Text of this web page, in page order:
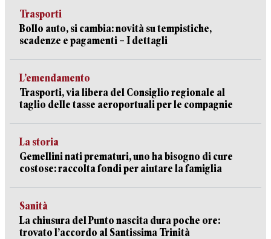
Trasporti
Bollo auto, si cambia: novità su tempistiche,
scadenze e pagamenti – I dettagli
L’emendamento
Trasporti, via libera del Consiglio regionale al
taglio delle tasse aeroportuali per le compagnie
La storia
Gemellini nati prematuri, uno ha bisogno di cure
costose: raccolta fondi per aiutare la famiglia
Sanità
La chiusura del Punto nascita dura poche ore:
trovato l’accordo al Santissima Trinità